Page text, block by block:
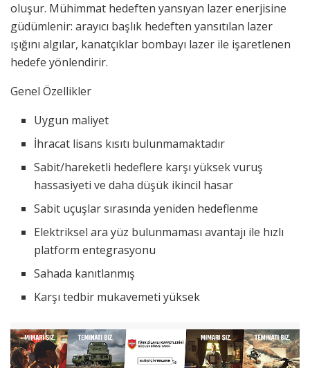
oluşur. Mühimmat hedeften yansıyan lazer enerjisine
güdümlenir: arayıcı başlık hedeften yansıtılan lazer
ışığını algılar, kanatçıklar bombayı lazer ile işaretlenen
hedefe yönlendirir.
Genel Özellikler
Uygun maliyet
İhracat lisans kısıtı bulunmamaktadır
Sabit/hareketli hedeflere karşı yüksek vuruş
hassasiyeti ve daha düşük ikincil hasar
Sabit uçuşlar sırasında yeniden hedeflenme
Elektriksel ara yüz bulunmaması avantajı ile hızlı
platform entegrasyonu
Sahada kanıtlanmış
Karşı tedbir mukavemeti yüksek